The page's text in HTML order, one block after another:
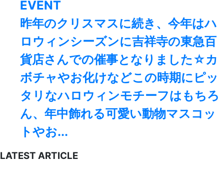
EVENT
昨年のクリスマスに続き、今年はハ
ロウィンシーズンに吉祥寺の東急百
貨店さんでの催事となりました☆カ
ボチャやお化けなどこの時期にピッ
タリなハロウィンモチーフはもちろ
ん、年中飾れる可愛い動物マスコッ
トやお...
LATEST ARTICLE